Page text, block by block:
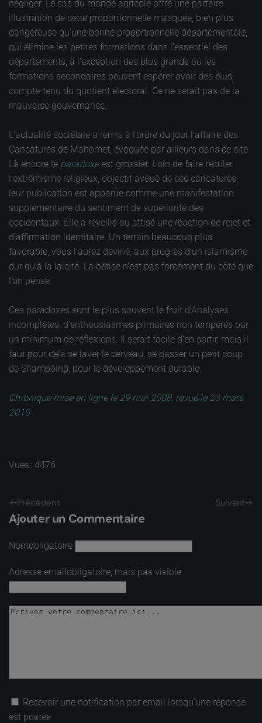
négliger. Le cas du monde agricole offre une parfaire
illustration de cette proportionnelle masquée, bien plus
dangereuse qu’une bonne proportionnelle départementale,
qui élimine les petites formations dans l’essentiel des
départements, à l’exception des plus grands où les
formations secondaires peuvent espérer avoir des élus,
compte-tenu du quotient électoral. Ce ne serait pas de la
mauvaise gouvernance.
L’actualité sociétale a remis à l’ordre du jour l’affaire des
Caricatures de Mahomet, évoquée par ailleurs dans ce site.
Là encore le paradoxeest grossier. Loin de faire reculer
l’extrémisme religieux, objectif avoué de ces caricatures,
leur publication est apparue comme une manifestation
supplémentaire du sentiment de supériorité des
occidentaux. Elle a réveillé ou attisé une réaction de rejet et
d’affirmation identitaire. Un terrain beaucoup plus
favorable, vous l’aurez deviné, aux progrès d’un islamisme
dur qu’à la laïcité. La bêtise n’est pas forcément du côté que
l’on pense.
Ces paradoxes sont le plus souvent le fruit d’Analyses
incomplètes, d’enthousiasmes primaires non tempérés par
un minimum de réflexions. Il serait facile d’en sortir, mais il
faut pour cela se laver le cerveau, se passer un petit coup
de Shampoing, pour le développement durable.
Chronique mise en ligne le 29 mai 2008, revue le 23 mars
2010
Vues : 4476
Précédent Suivant
Ajouter un Commentaire
Nomobligatoire
Adresse emailobligatoire, mais pas visible
Recevoir une notification par email lorsqu’une réponse
est postée